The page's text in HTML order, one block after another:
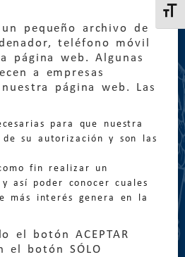
pequeño archivo de
teléfono móvil
página web. Algunas
a empresas
página web. Las
para que nuestra
su autorización y son las
fin realizar un
así poder conocer cuales
más interés genera en la
el botón ACEPTAR
el botón SÓLO
399 354